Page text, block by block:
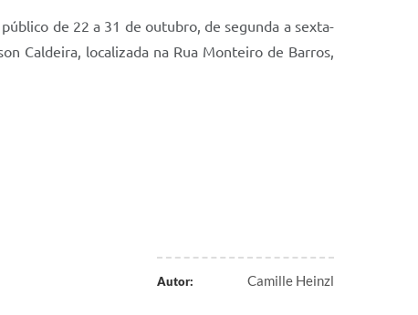
de 22 a 31 de outubro, de segunda a sexta-
Caldeira, localizada na Rua Monteiro de Barros,
Autor: Camille Heinzl